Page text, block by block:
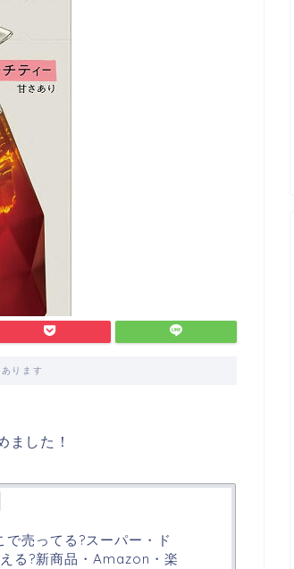
ります
ました！
売ってる?スーパー・ド
る?新商品・Amazon・楽